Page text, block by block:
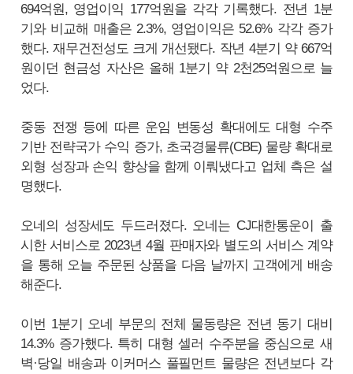
694억원, 영업이익 177억원을 각각 기록했다. 전년 1분
기와 비교해 매출은 2.3%, 영업이익은 52.6% 각각 증가
했다. 재무건전성도 크게 개선됐다. 작년 4분기 약 667억
원이던 현금성 자산은 올해 1분기 약 2천25억원으로 늘
었다.
중동 전쟁 등에 따른 운임 변동성 확대에도 대형 수주
기반 전략국가 수익 증가, 초국경물류(CBE) 물량 확대로
외형 성장과 손익 향상을 함께 이뤄냈다고 업체 측은 설
명했다.
오네의 성장세도 두드러졌다. 오네는 CJ대한통운이 출
시한 서비스로 2023년 4월 판매자와 별도의 서비스 계약
을 통해 오늘 주문된 상품을 다음 날까지 고객에게 배송
해준다.
이번 1분기 오네 부문의 전체 물동량은 전년 동기 대비
14.3% 증가했다. 특히 대형 셀러 수주분을 중심으로 새
벽·당일 배송과 이커머스 풀필먼트 물량은 전년보다 각